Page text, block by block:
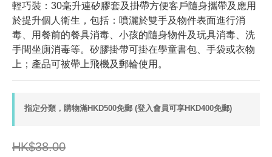
輕巧裝：30毫升連矽膠套及掛帶方便客戶隨身攜帶及應用
於提升個人衛生，包括：噴灑於雙手及物件表面進行消
毒、用餐前的餐具消毒、小孩的隨身物件及玩具消毒、洗
手間坐廁消毒等。矽膠掛帶可掛在學童書包、手袋或衣物
上；產品可被帶上飛機及郵輪使用。
指定分類，購物滿HKD500免郵 (登入會員可享HKD400免郵)
HK$38.00